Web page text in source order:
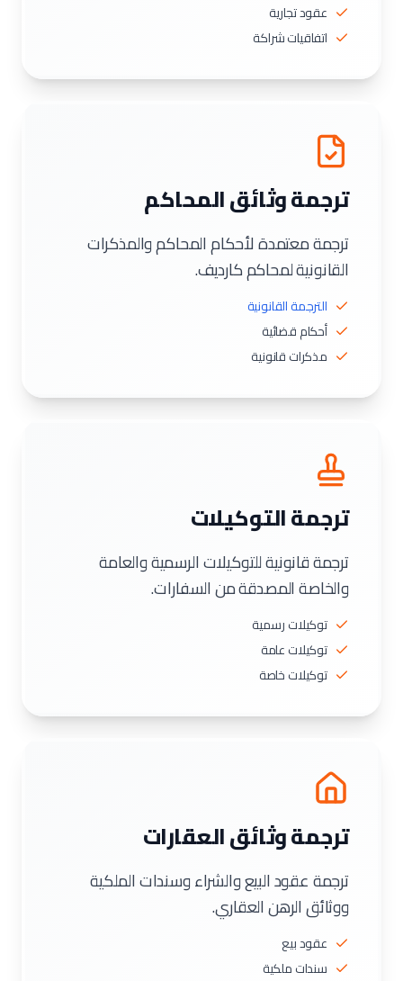
عقود تجارية
اتفاقيات شراكة
ترجمة وثائق المحاكم
ترجمة معتمدة لأحكام المحاكم والمذكرات
القانونية لمحاكم كارديف.
الترجمة القانونية
أحكام قضائية
مذكرات قانونية
ترجمة التوكيلات
ترجمة قانونية للتوكيلات الرسمية والعامة
والخاصة المصدقة من السفارات.
توكيلات رسمية
توكيلات عامة
توكيلات خاصة
ترجمة وثائق العقارات
ترجمة عقود البيع والشراء وسندات الملكية
ووثائق الرهن العقاري.
عقود بيع
سندات ملكية